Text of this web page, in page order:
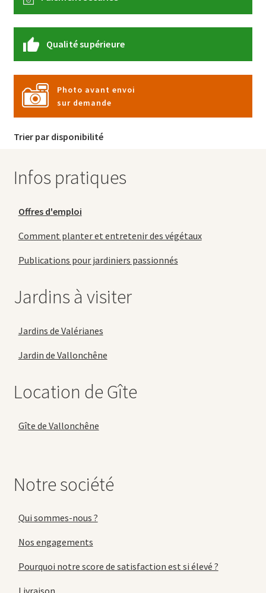
Qualité supérieure
Photo avant envoi
sur demande
Trier par disponibilité
Infos pratiques
Offres d'emploi
Comment planter et entretenir des végétaux
Publications pour jardiniers passionnés
Jardins à visiter
Jardins de Valérianes
Jardin de Vallonchêne
Location de Gîte
Gîte de Vallonchêne
Notre société
Qui sommes-nous ?
Nos engagements
Pourquoi notre score de satisfaction est si élevé ?